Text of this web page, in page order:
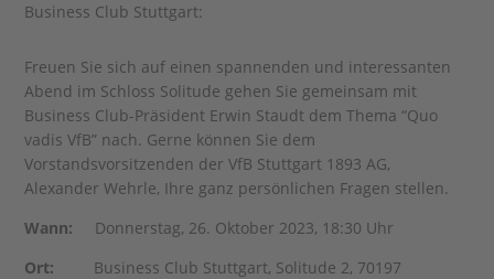
Business Club Stuttgart:
Freuen Sie sich auf einen spannenden und interessanten
Abend im Schloss Solitude gehen Sie gemeinsam mit
Business Club-Präsident Erwin Staudt dem Thema “Quo
vadis VfB” nach. Gerne können Sie dem
Vorstandsvorsitzenden der VfB Stuttgart 1893 AG,
Alexander Wehrle, Ihre ganz persönlichen Fragen stellen.
Wann: Donnerstag, 26. Oktober 2023, 18:30 Uhr
Ort: Business Club Stuttgart, Solitude 2, 70197